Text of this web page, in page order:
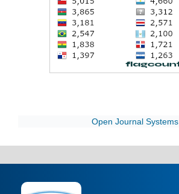
Open Journal Systems